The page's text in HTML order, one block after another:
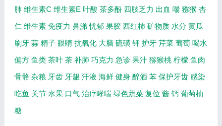
肺 维生素C 维生素E 叶酸 茶多酚 四肢乏力 出血 喘 猕猴 杏
仁 维生素 免疫力 鼻涕 忧郁 果胶 西红柿 矿物质 水分 黄瓜
刷牙 蒜 精子 眼睛 抗氧化 大脑 硫磺 钾 护牙 芹菜 葡萄 喝水
偏方 鱼类 茶叶 茶 补肺 巧克力 急诊 果汁 猕猴桃 柠檬 鱼肉
骨骼 杂粮 牙齿 牙龈 汗液 海鲜 健身 醉酒 苯 保护牙齿 感染
吃鱼 关节 水果 口气 治疗哮喘 绿色蔬菜 复位 酱 钙 葡萄柚
糖